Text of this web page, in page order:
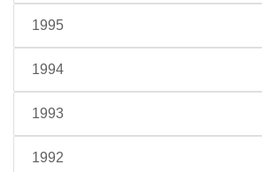
1995
1994
1993
1992